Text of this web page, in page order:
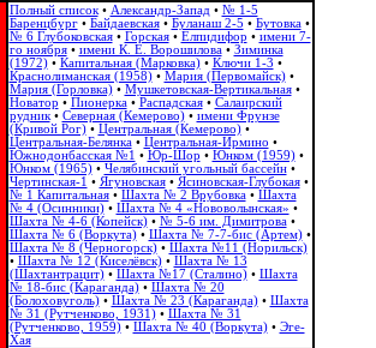
Полный список• Александр-Запад • № 1-5
Баренцбург• Байдаевская• Буланаш 2-5 • Бутовка•
№ 6 Глубоковская• Горская• Елпидифор • имени 7-
го ноября• имени К. Е. Ворошилова• Зиминка
(1972)• Капитальная (Марковка)• Ключи 1-3 •
Краснолиманская (1958)• Мария (Первомайск)•
Мария (Горловка)• Мушкетовская-Вертикальная•
Новатор • Пионерка• Распадская• Салаирский
рудник• Северная (Кемерово)• имени Фрунзе
(Кривой Рог)• Центральная (Кемерово)•
Центральная-Белянка• Центральная-Ирмино •
Южнодонбасская №1 • Юр-Шор • Юнком (1959)•
Юнком (1965)• Челябинский угольный бассейн•
Чертинская-1 • Ягуновская• Ясиновская-Глубокая•
№ 1 Капитальная• Шахта № 2 Врубовка• Шахта
№ 4 (Осинники)• Шахта № 4 «Нововолынская» •
Шахта № 4-6 (Копейск)• № 5-6 им. Димитрова•
Шахта № 6 (Воркута)• Шахта № 7-7-бис (Артем)•
Шахта № 8 (Черногорск)• Шахта №11 (Норильск)
• Шахта № 12 (Киселёвск)• Шахта № 13
(Шахтантрацит)• Шахта №17 (Сталино)• Шахта
№ 18-бис (Караганда)• Шахта № 20
(Болоховуголь)‎• Шахта № 23 (Караганда)• Шахта
№ 31 (Рутченково, 1931)• Шахта № 31
(Рутченково, 1959)• Шахта № 40 (Воркута)• Эге-
Хая